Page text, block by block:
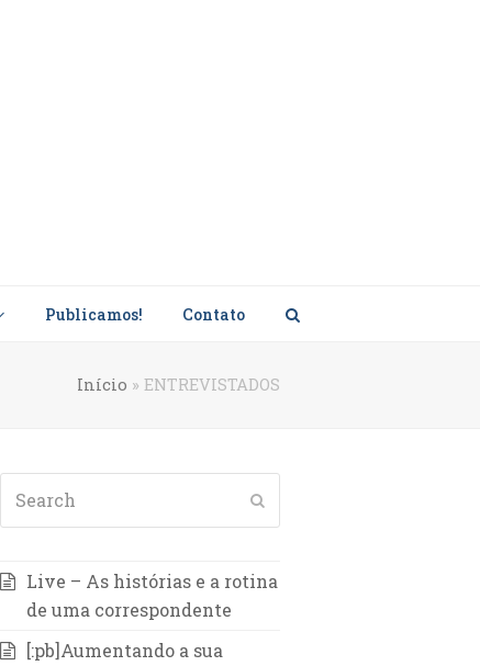
Publicamos! Contato
Início » ENTREVISTADOS
Live – As histórias e a rotina
de uma correspondente
[:pb]Aumentando a sua